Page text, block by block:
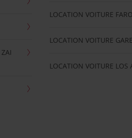
LOCATION VOITURE FARO
LOCATION VOITURE
LOCATION VOITURE LOS